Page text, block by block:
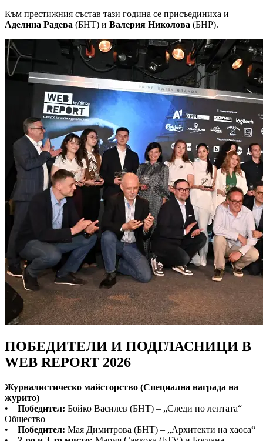
Към престижния състав тази година се присъединиха и
Аделина Радева (БНТ) и Валерия Николова (БНР).
ПОБЕДИТЕЛИ И ПОДГЛАСНИЦИ В
WEB REPORT 2026
Журналистическо майсторство (Специална награда на
журито)
• Победител: Бойко Василев (БНТ) – „Следи по лентата“
Общество
• Победител: Мая Димитрова (БНТ) – „Архитекти на хаоса“